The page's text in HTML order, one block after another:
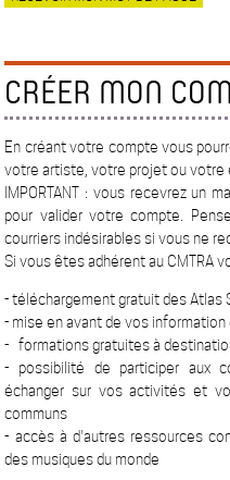
CRÉER MON
En créant votre compte vous
votre artiste, votre projet ou votre
IMPORTANT : vous recevrez un
pour valider votre compte.
courriers indésirables si vous ne
Si vous êtes adhérent au CMTRA
- téléchargement gratuit des Atlas
- mise en avant de vos information
- formations gratuites à
- possibilité de participer aux
échanger sur vos activités et
communs
- accès à d'autres ressources
des musiques du monde